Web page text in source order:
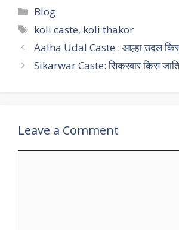
Blog
koli caste, koli thakor
Aalha Udal Caste : आल्हा उदल
Sikarwar Caste: सिकरवार किस
Leave a Comment